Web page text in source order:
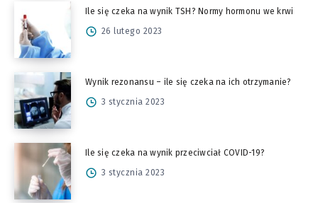
Ile się czeka na wynik TSH? Normy hormonu we krwi
26 lutego 2023
Wynik rezonansu – ile się czeka na ich otrzymanie?
3 stycznia 2023
Ile się czeka na wynik przeciwciał COVID-19?
3 stycznia 2023